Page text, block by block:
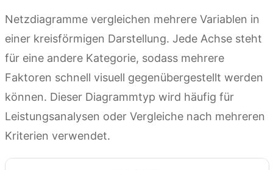
Netzdiagramme vergleichen mehrere Variablen in
einer kreisförmigen Darstellung. Jede Achse steht
für eine andere Kategorie, sodass mehrere
Faktoren schnell visuell gegenübergestellt werden
können. Dieser Diagrammtyp wird häufig für
Leistungsanalysen oder Vergleiche nach mehreren
Kriterien verwendet.